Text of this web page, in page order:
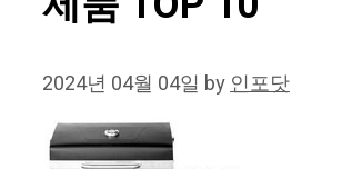
2024년 04월 04일 by인포닷